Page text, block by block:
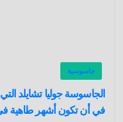
جاسوسية
الجاسوسة جوليا تشايلد
في أن تكون أشهر طاهية